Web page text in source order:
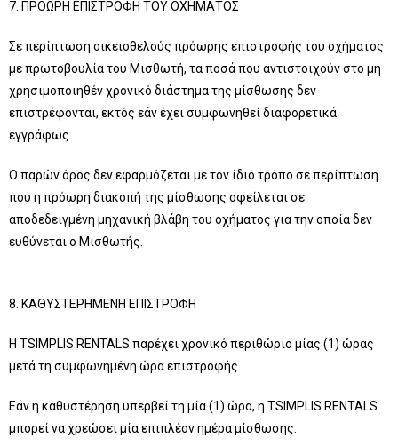
7. ΠΡΟΩΡΗ ΕΠΙΣΤΡΟΦΗ ΤΟΥ ΟΧΗΜΑΤΟΣ
Σε περίπτωση οικειοθελούς πρόωρης επιστροφής του οχήματος
με πρωτοβουλία του Μισθωτή, τα ποσά που αντιστοιχούν στο μη
χρησιμοποιηθέν χρονικό διάστημα της μίσθωσης δεν
επιστρέφονται, εκτός εάν έχει συμφωνηθεί διαφορετικά
εγγράφως.
Ο παρών όρος δεν εφαρμόζεται με τον ίδιο τρόπο σε περίπτωση
που η πρόωρη διακοπή της μίσθωσης οφείλεται σε
αποδεδειγμένη μηχανική βλάβη του οχήματος για την οποία δεν
ευθύνεται ο Μισθωτής.
8. ΚΑΘΥΣΤΕΡΗΜΕΝΗ ΕΠΙΣΤΡΟΦΗ
Η TSIMPLIS RENTALS παρέχει χρονικό περιθώριο μίας (1) ώρας
μετά τη συμφωνημένη ώρα επιστροφής.
Εάν η καθυστέρηση υπερβεί τη μία (1) ώρα, η TSIMPLIS RENTALS
μπορεί να χρεώσει μία επιπλέον ημέρα μίσθωσης.